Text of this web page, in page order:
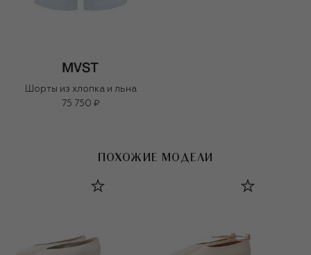
Шорты из хлопка и льна
75 750 ₽
ПОХОЖИЕ МОДЕЛИ